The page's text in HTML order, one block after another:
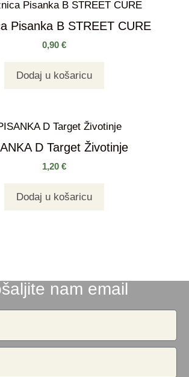
Pisanka B STREET CURE
0,90 €
Dodaj u košaricu
D Target Životinje
1,20 €
Dodaj u košaricu
nam email